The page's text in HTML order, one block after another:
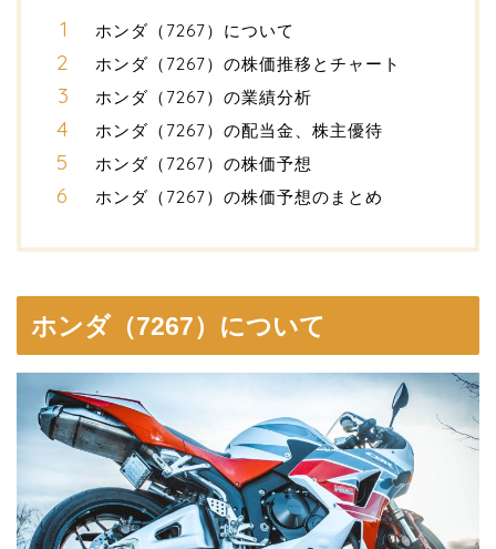
ホンダ（7267）について
ホンダ（7267）の株価推移とチャート
ホンダ（7267）の業績分析
ホンダ（7267）の配当金、株主優待
ホンダ（7267）の株価予想
ホンダ（7267）の株価予想のまとめ
ホンダ（7267）について